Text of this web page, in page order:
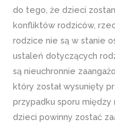
do tego, że dzieci
konfliktów rodziców,
rodzice nie są w stanie
ustaleń dotyczących
są nieuchronnie
który został wysunięty
przypadku sporu między
dzieci powinny zostać